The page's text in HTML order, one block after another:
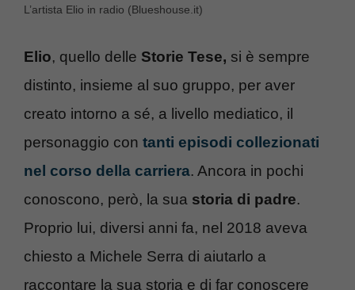
L’artista Elio in radio (Blueshouse.it)
Elio, quello delle Storie Tese, si è sempre
distinto, insieme al suo gruppo, per aver
creato intorno a sé, a livello mediatico, il
personaggio con tanti episodi collezionati
nel corso della carriera. Ancora in pochi
conoscono, però, la sua storia di padre.
Proprio lui, diversi anni fa, nel 2018 aveva
chiesto a Michele Serra di aiutarlo a
raccontare la sua storia e di far conoscere